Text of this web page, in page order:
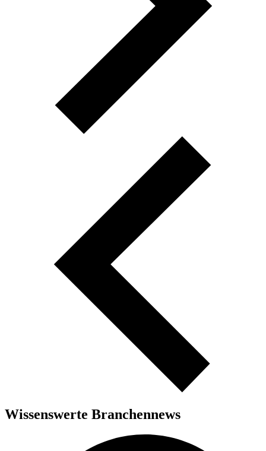
Wissenswerte Branchennews